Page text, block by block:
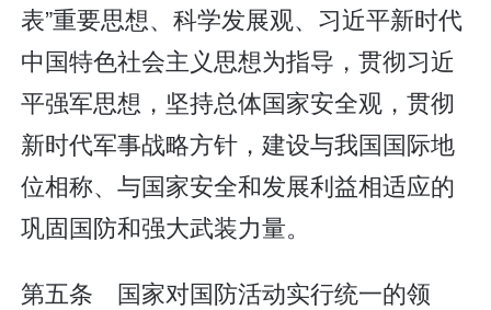
表”重要思想、科学发展观、习近平新时代
中国特色社会主义思想为指导，贯彻习近
平强军思想，坚持总体国家安全观，贯彻
新时代军事战略方针，建设与我国国际地
位相称、与国家安全和发展利益相适应的
巩固国防和强大武装力量。
第五条 国家对国防活动实行统一的领